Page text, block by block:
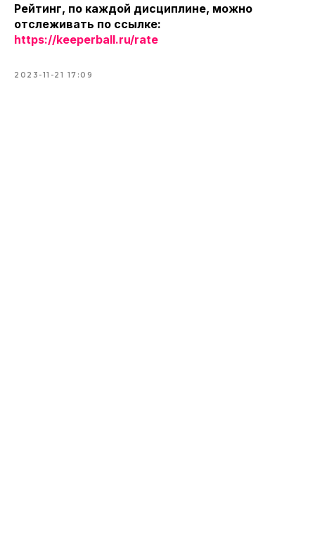
Рейтинг, по каждой дисциплине, можно
отслеживать по ссылке:
https://keeperball.ru/rate
2023-11-21 17:09